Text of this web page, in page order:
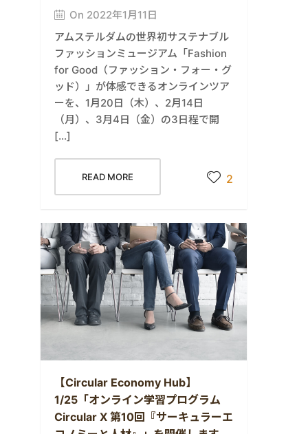
On 2022年1月11日
アムステルダムの世界初サステナブル
ファッションミュージアム「Fashion
for Good（ファッション・フォー・グ
ッド）」が体感できるオンラインツア
ーを、1月20日（木）、2月14日
（月）、3月4日（金）の3日程で開
[…]
READ MORE 2
【Circular Economy Hub】
1/25「オンライン学習プログラム
Circular X 第10回『サーキュラーエ